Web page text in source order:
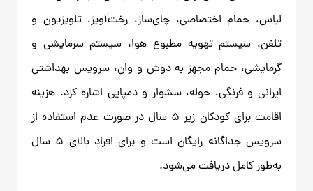
لباس، حمام اختصاصی، چای‌ساز، رخت‌آویز، تلویزیون و
تلفن، سیستم تهویه مطبوع هوا، سیستم سرمایشی و
گرمایشی، حمام مجهز به دوش و وان، سرویس بهداشتی
ایرانی و فرنگی، حوله، سشوار و دمپایی اشاره کرد. هزینه
اقامت برای کودکان زیر ۵ سال در صورت عدم استفاده از
سرویس جداگانه رایگان است و برای افراد بالای ۵ سال
به‌طور کامل دریافت می‌شود.